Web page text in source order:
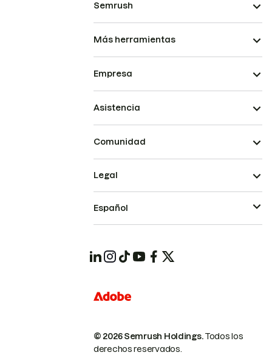
Semrush
Más herramientas
Empresa
Asistencia
Comunidad
© 2026 Semrush Holdings.Todos los
derechos reservados.
Legal
Español